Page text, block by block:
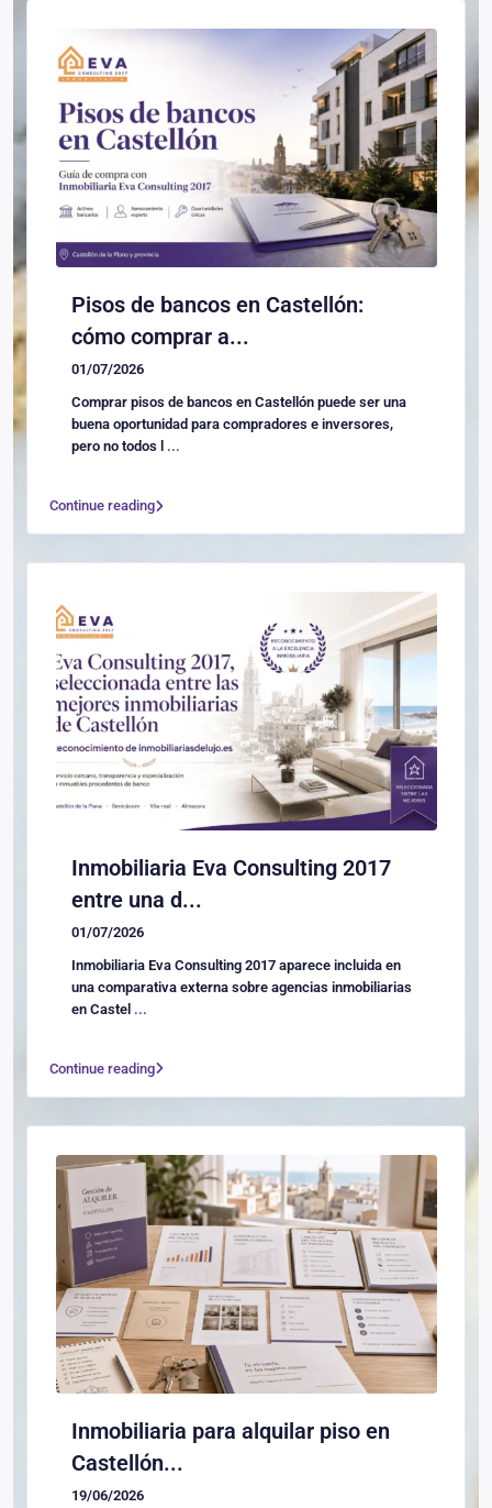
Pisos de bancos en Castellón:
cómo comprar a...
01/07/2026
Comprar pisos de bancos en Castellón puede ser una
buena oportunidad para compradores e inversores,
pero no todos l ...
Continue reading
Inmobiliaria Eva Consulting 2017
entre una d...
01/07/2026
Inmobiliaria Eva Consulting 2017 aparece incluida en
una comparativa externa sobre agencias inmobiliarias
en Castel ...
Continue reading
Inmobiliaria para alquilar piso en
Castellón...
19/06/2026